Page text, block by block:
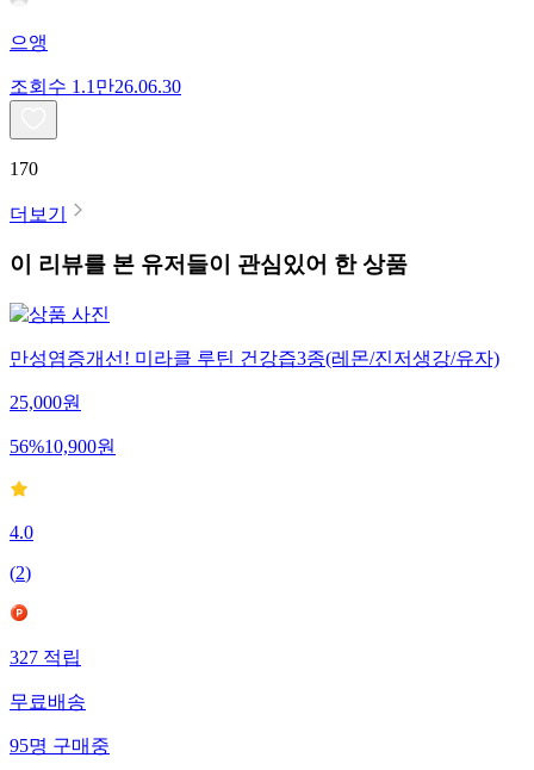
으앵
조회수 1.1만26.06.30
170
더보기
이 리뷰를 본 유저들이 관심있어 한 상품
만성염증개선! 미라클 루틴 건강즙3종(레몬/진저생강/유자)
25,000원
56%10,900원
4.0
(2)
327 적립
무료배송
95명 구매중